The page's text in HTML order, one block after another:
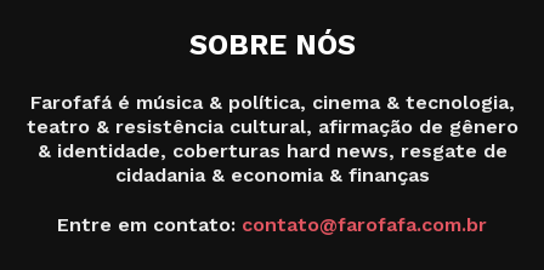
SOBRE NÓS
Farofafá é música & política, cinema & tecnologia,
teatro & resistência cultural, afirmação de gênero
& identidade, coberturas hard news, resgate de
cidadania & economia & finanças
Entre em contato: contato@farofafa.com.br